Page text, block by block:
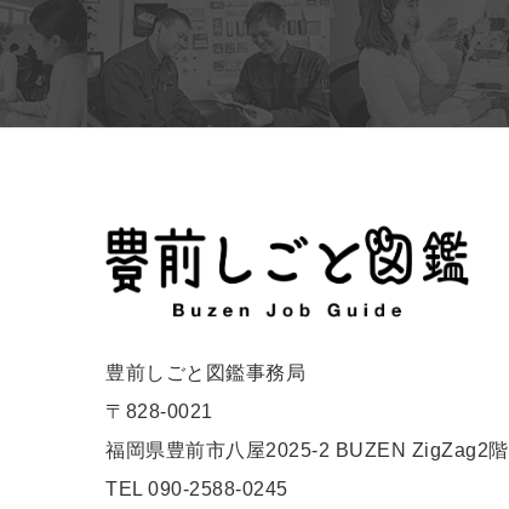
豊前しごと図鑑事務局
〒828-0021
福岡県豊前市八屋2025-2 BUZEN ZigZag2階
TEL 090-2588-0245